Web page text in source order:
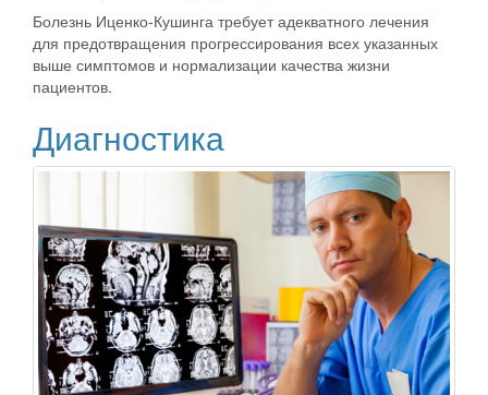
Болезнь Иценко-Кушинга требует адекватного лечения
для предотвращения прогрессирования всех указанных
выше симптомов и нормализации качества жизни
пациентов.
Диагностика